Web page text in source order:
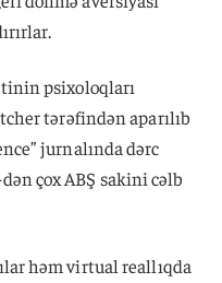
psixoloqları
tərəfindən aparılıb
jurnalında dərc
çox ABŞ sakini cəlb
həm virtual reallıqda